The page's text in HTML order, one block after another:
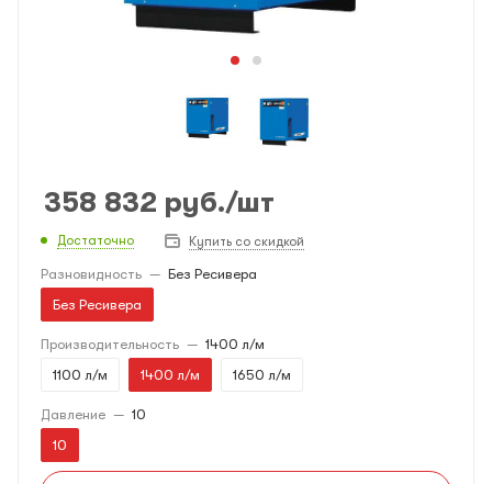
358 832 руб./шт
Достаточно Купить со скидкой
Разновидность — Без Ресивера
Без Ресивера
Производительность — 1400 л/м
1100 л/м
1400 л/м 1650 л/м
Давление — 10
10